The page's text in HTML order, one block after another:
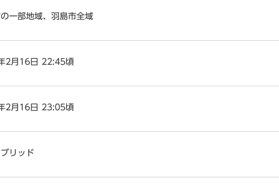
の一部地域、羽島市全域
2月16日 22:45頃
2月16日 23:05頃
リッド